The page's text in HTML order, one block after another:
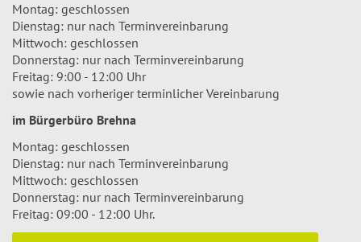
Montag: geschlossen
Dienstag: nur nach Terminvereinbarung
Mittwoch: geschlossen
Donnerstag: nur nach Terminvereinbarung
Freitag: 9:00 - 12:00 Uhr
sowie nach vorheriger terminlicher Vereinbarung
im Bürgerbüro Brehna
Montag: geschlossen
Dienstag: nur nach Terminvereinbarung
Mittwoch: geschlossen
Donnerstag: nur nach Terminvereinbarung
Freitag: 09:00 - 12:00 Uhr.